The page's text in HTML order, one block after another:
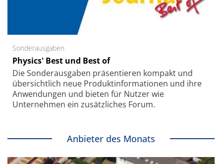
Sonderausgaben
Physics' Best und Best of
Die Sonder­ausgaben präsentieren kompakt und
übersichtlich neue Produkt­informationen und ihre
Anwendungen und bieten für Nutzer wie
Unternehmen ein zusätzliches Forum.
Anbieter des Monats